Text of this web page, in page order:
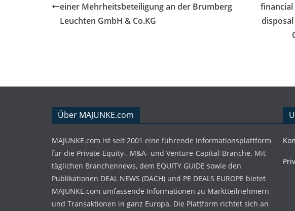
einer Mehrheitsbeteiligung an der Brumberg
Leuchten GmbH & Co.KG
financial
Über MAJUNKE.com
MAJUNKE.com ist seit 2001 eine führende Informationsplattform
für die Private-Equity-, M&A- und Venture-Capital-Branche. Mit
täglichen Branchennews, dem EQUITY GUIDE sowie den
Publikationen DEAL NEWS (DACH) und PE DEALS EUROPE bietet
MAJUNKE.com umfassende Informationen zu Marktteilnehmern
und Transaktionen in ganz Europa. Die Plattform richtet sich an